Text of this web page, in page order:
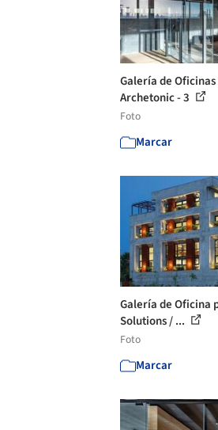
Galería de
Archetonic - 3
Foto
Marcar
Galería de Oficina
Solutions / ...
Foto
Marcar